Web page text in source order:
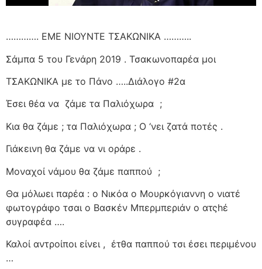
…………. ΕΜΕ ΝΙΟΥΝΤΕ ΤΣΑΚΩΝΙΚΑ ………..
Σάμπα 5 του Γενάρη 2019 . Τσακωνοπαρέα μοι
ΤΣΑΚΩΝΙΚΑ με το Πάνο …..Διάλογο #2α
Έσει θέα να ζάμε τα Παλιόχωρα ;
Κια θα ζάμε ; τα Παλιόχωρα ; Ο ‘νει ζατά ποτές .
Γιάκεινη θα ζάμε να νι οράρε .
Μοναχοί νάμου θα ζάμε παππού ;
Θα μόλωει παρέα : ο Νικόα ο Μουρκόγιαννη ο νιατέ
φωτογράφο τσαι ο Βασκέν Μπερμπεριάν ο ατςhέ
συγραφέα ….
Καλοί αντροίποι είνει , έτθα παππού τσι έσει περιμένου
…